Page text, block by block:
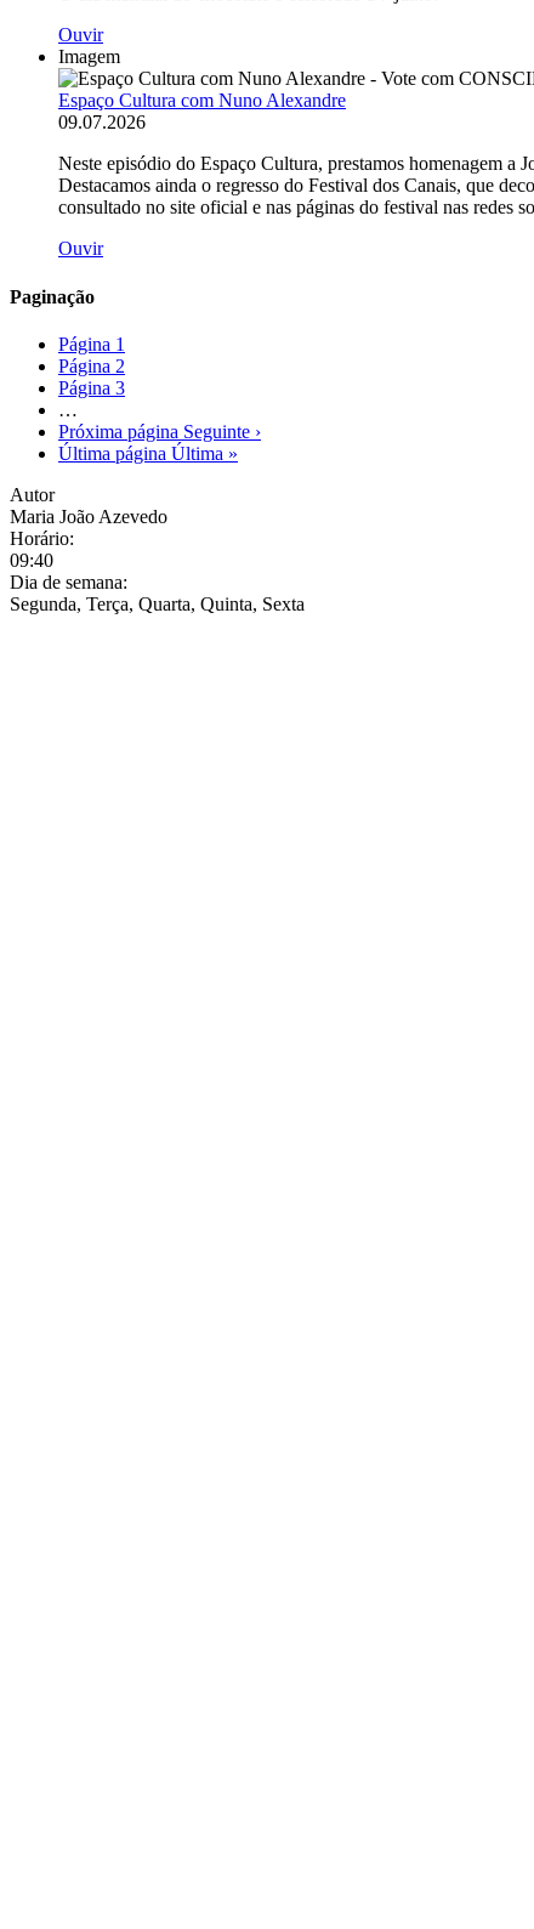
Ouvir
Imagem
Espaço Cultura com Nuno Alexandre
09.07.2026
Neste episódio do Espaço Cultura, prestamos homenagem a
Destacamos ainda o regresso do Festival dos Canais, que
consultado no site oficial e nas páginas do festival nas redes
Ouvir
Paginação
Página 1
Página 2
Página 3
…
Próxima página Seguinte ›
Última página Última »
Autor
Maria João Azevedo
Horário:
09:40
Dia de semana:
Segunda, Terça, Quarta, Quinta, Sexta